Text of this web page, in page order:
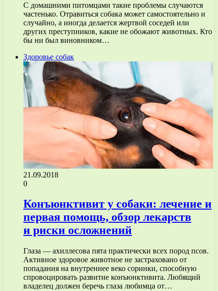
С домашними питомцами такие проблемы случаются
частенько. Отравиться собака может самостоятельно и
случайно, а иногда делается жертвой соседей или
других преступников, какие не обожают животных. Кто
бы ни был виновником…
Здоровье собак
21.09.2018
0
Конъюнктивит у собаки: лечение и
первая помощь, обзор лекарств
и риски осложнений
Глаза — ахиллесова пята практически всех пород псов.
Активное здоровое животное не застраховано от
попадания на внутреннее веко соринки, способную
спровоцировать развитие конъюнктивита. Любящий
владелец должен беречь глаза любимца от…